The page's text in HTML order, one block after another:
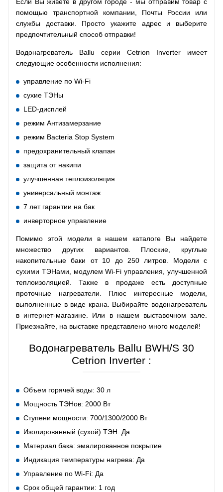
помощью транспортной компании, Почты России или
службы доставки. Просто укажите адрес и выберите
предпочтительный способ отправки!
Водонагреватель Ballu серии Cetrion Inverter имеет
следующие особенности исполнения:
управление по Wi-Fi
сухие ТЭНы
LED-дисплей
режим Антизамерзание
режим Bacteria Stop System
предохранительный клапан
защита от накипи
улучшенная теплоизоляция
универсальный монтаж
7 лет гарантии на бак
инверторное управление
Помимо этой модели в нашем каталоге Вы найдете
множество других вариантов. Плоские, круглые
накопительные баки от 10 до 250 литров. Модели с
сухими ТЭНами, модулем Wi-Fi управления, улучшенной
теплоизоляцией. Также в продаже есть доступные
проточные нагреватели. Плюс интересные модели,
выполненные в виде крана. Выбирайте водонагреватель
в интернет-магазине. Или в нашем выставочном зале.
Приезжайте, на выставке представлено много моделей!
Водонагреватель Ballu BWH/S 30
Cetrion Inverter :
Объем горячей воды: 30 л
Мощность ТЭНов: 2000 Вт
Ступени мощности: 700/1300/2000 Вт
Изолированный (сухой) ТЭН: Да
Материал бака: эмалированное покрытие
Индикация температуры нагрева: Да
Управление по Wi-Fi: Да
Срок общей гарантии: 1 год